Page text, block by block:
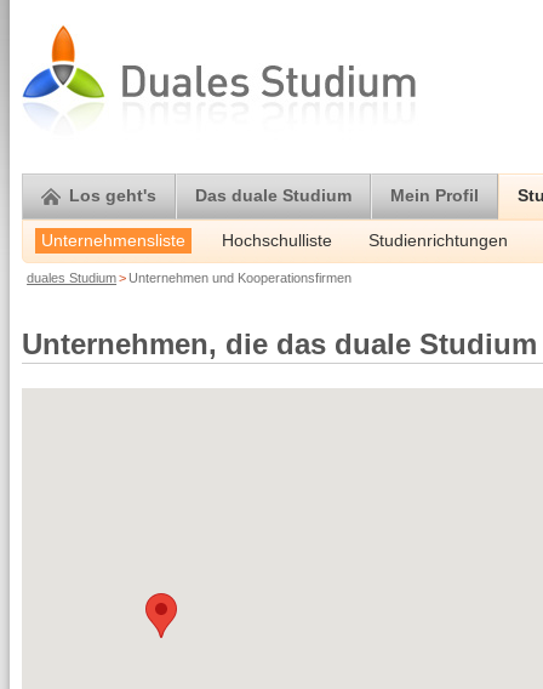
Los geht's Das duale Studium Mein Profil
Unternehmensliste Hochschulliste Studienrichtungen
duales Studium> Unternehmen und Kooperationsfirmen
Unternehmen, die das duale